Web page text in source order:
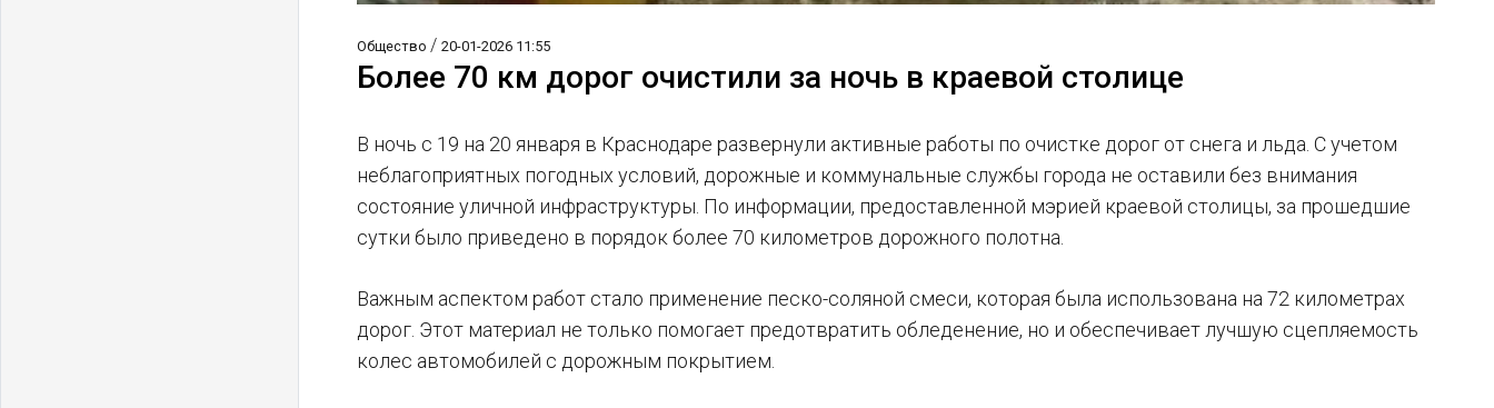
Общество /20-01-2026 11:55
Более 70 км дорог очистили за ночь в краевой столице
В ночь с 19 на 20 января в Краснодаре развернули активные работы по очистке дорог от снега и льда. С учетом
неблагоприятных погодных условий, дорожные и коммунальные службы города не оставили без внимания
состояние уличной инфраструктуры. По информации, предоставленной мэрией краевой столицы, за прошедшие
сутки было приведено в порядок более 70 километров дорожного полотна.
Важным аспектом работ стало применение песко-соляной смеси, которая была использована на 72 километрах
дорог. Этот материал не только помогает предотвратить обледенение, но и обеспечивает лучшую сцепляемость
колес автомобилей с дорожным покрытием.